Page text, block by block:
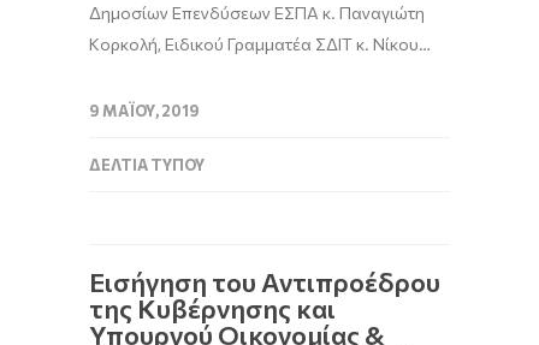
Δημοσίων Επενδύσεων ΕΣΠΑ κ. Παναγιώτη
Κορκολή, Ειδικού Γραμματέα ΣΔΙΤ κ. Νίκου…
9 ΜΑΪ́ΟΥ, 2019
ΔΕΛΤΊΑ ΤΎΠΟΥ
Εισήγηση του Αντιπροέδρου
της Κυβέρνησης και
Υπουργού Οικονομίας &